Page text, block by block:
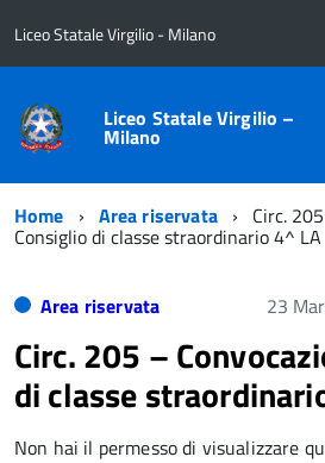
Liceo Statale Virgilio - Milano
Liceo Statale Virgilio –
Milano
Home Area riservata Circ.
Consiglio di classe straordinario 4^ LA
Area riservata 23
Circ. 205 –
di classe
Non hai il permesso di visualizzare